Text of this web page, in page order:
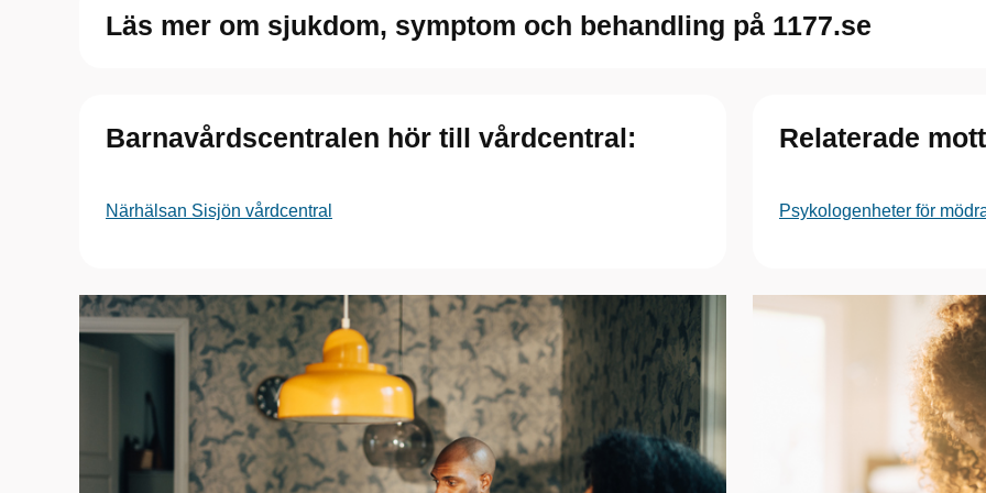
Läs mer om sjukdom, symptom och behandling på 1177.se
Barnavårdscentralen hör till vårdcentral:
Närhälsan Sisjön vårdcentral
Relaterade
Psykologenheter för